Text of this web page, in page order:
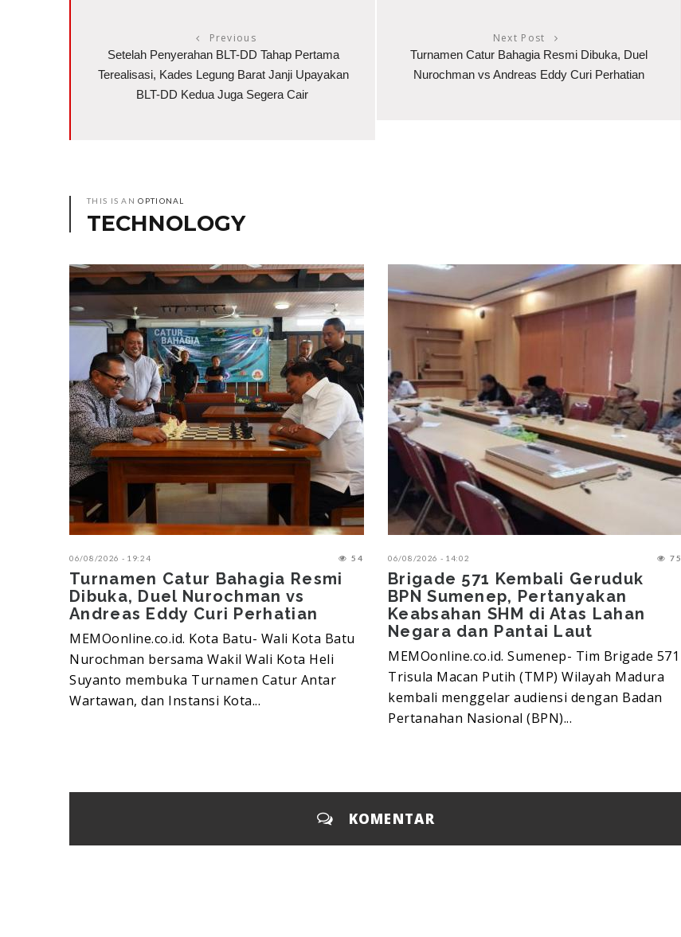
Previous
Setelah Penyerahan BLT-DD Tahap Pertama
Terealisasi, Kades Legung Barat Janji Upayakan
BLT-DD Kedua Juga Segera Cair
Next Post
Turnamen Catur Bahagia Resmi Dibuka, Duel
Nurochman vs Andreas Eddy Curi Perhatian
THIS IS ANOPTIONAL
TECHNOLOGY
06/08/2026 - 19:24 54
Turnamen Catur Bahagia Resmi
Dibuka, Duel Nurochman vs
Andreas Eddy Curi Perhatian
MEMOonline.co.id. Kota Batu- Wali Kota Batu
Nurochman bersama Wakil Wali Kota Heli
Suyanto membuka Turnamen Catur Antar
Wartawan, dan Instansi Kota...
06/08/2026 - 14:02 75
Brigade 571 Kembali Geruduk
BPN Sumenep, Pertanyakan
Keabsahan SHM di Atas Lahan
Negara dan Pantai Laut
MEMOonline.co.id. Sumenep- Tim Brigade 571
Trisula Macan Putih (TMP) Wilayah Madura
kembali menggelar audiensi dengan Badan
Pertanahan Nasional (BPN)...
KOMENTAR